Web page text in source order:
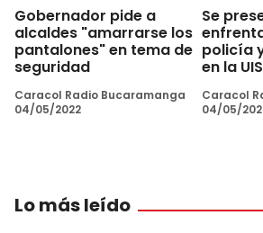
Gobernador pide a
alcaldes "amarrarse los
pantalones" en tema de
seguridad
Caracol Radio Bucaramanga
04/05/2022
Se
policía
en la UIS
Caracol
04/05/
Lo más leído